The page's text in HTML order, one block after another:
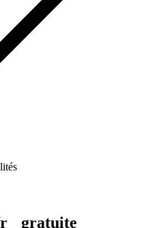
gratuite